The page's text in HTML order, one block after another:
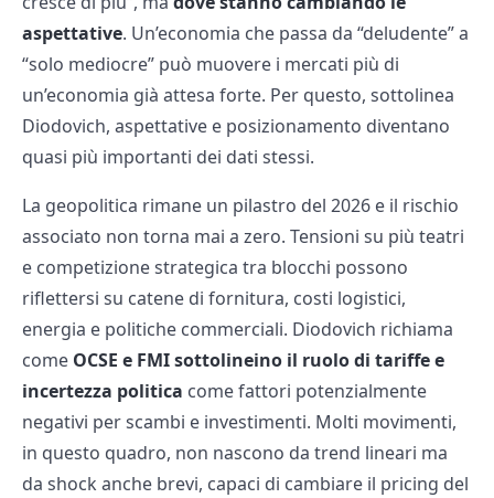
aspettative. Un’economia che passa da “deludente” a
“solo mediocre” può muovere i mercati più di
un’economia già attesa forte. Per questo, sottolinea
Diodovich, aspettative e posizionamento diventano
quasi più importanti dei dati stessi.
La geopolitica rimane un pilastro del 2026 e il rischio
associato non torna mai a zero. Tensioni su più teatri
e competizione strategica tra blocchi possono
riflettersi su catene di fornitura, costi logistici,
energia e politiche commerciali. Diodovich richiama
come OCSE e FMI sottolineino il ruolo di tariffe e
incertezza politica come fattori potenzialmente
negativi per scambi e investimenti. Molti movimenti,
in questo quadro, non nascono da trend lineari ma
da shock anche brevi, capaci di cambiare il pricing del